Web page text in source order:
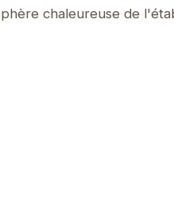
chaleureuse de